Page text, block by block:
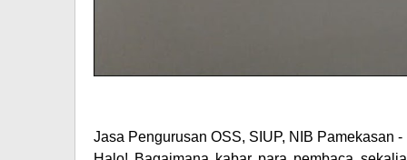
Jasa Pengurusan OSS, SIUP, NIB Pamekasan -